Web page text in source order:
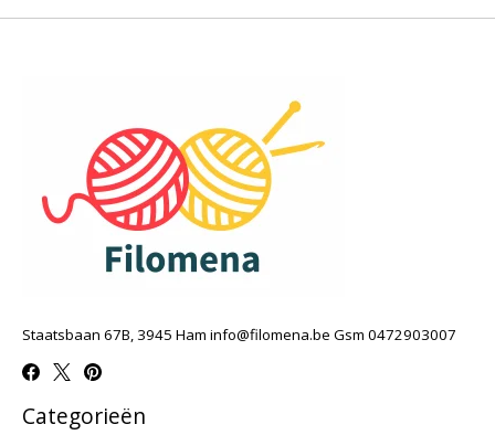
Staatsbaan 67B, 3945 Ham info@filomena.be Gsm 0472903007
Categorieën